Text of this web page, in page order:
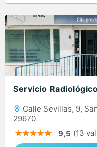
Servicio
Calle Sevillas, 9,
29670
9,5 (13